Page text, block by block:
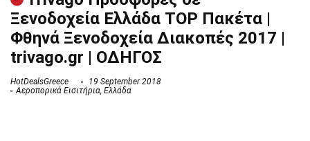
Ξενοδοχεία Ελλάδα ΤOP Πακέτα |
Φθηνά Ξενοδοχεία Διακοπές 2017 |
trivago.gr | ΟΔΗΓΟΣ
HotDealsGreece
19 September 2018
Αεροπορικά Εισιτήρια Ελλάδα